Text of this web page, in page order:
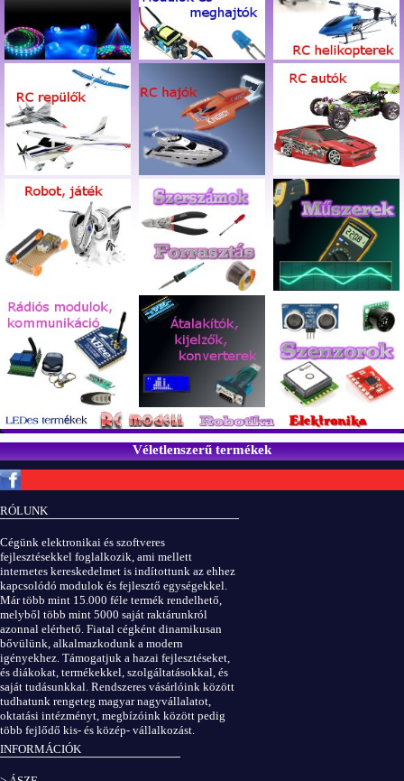
Véletlenszerű termékek
RÓLUNK
Cégünk elektronikai és szoftveres
fejlesztésekkel foglalkozik, ami mellett
internetes kereskedelmet is indítottunk az ehhez
kapcsolódó modulok és fejlesztő egységekkel.
Már több mint 15.000 féle termék rendelhető,
melyből több mint 5000 saját raktárunkról
azonnal elérhető. Fiatal cégként dinamikusan
bővülünk, alkalmazkodunk a modern
igényekhez. Támogatjuk a hazai fejlesztéseket,
és diákokat, termékekkel, szolgáltatásokkal, és
saját tudásunkkal. Rendszeres vásárlóink között
tudhatunk rengeteg magyar nagyvállalatot,
oktatási intézményt, megbízóink között pedig
több fejlődő kis- és közép- vállalkozást.
INFORMÁCIÓK